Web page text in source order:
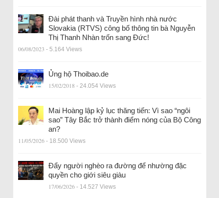
Đài phát thanh và Truyền hình nhà nước
Slovakia (RTVS) công bố thông tin bà Nguyễn
Thị Thanh Nhàn trốn sang Đức!
06/08/2023 - 5.164 Views
Ủng hộ Thoibao.de
15/02/2018 - 24.054 Views
Mai Hoàng lập kỷ lục thăng tiến: Vì sao “ngôi
sao” Tây Bắc trở thành điểm nóng của Bộ Công
an?
11/05/2026 - 18.500 Views
Đẩy người nghèo ra đường để nhường đặc
quyền cho giới siêu giàu
17/06/2026 - 14.527 Views